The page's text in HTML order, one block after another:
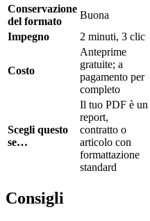
Conservazione
del formato
Buona
Impegno
2 minuti, 3 clic
Costo
Anteprime
gratuite; a
pagamento per
completo
Scegli questo
se…
Il tuo PDF è un
report,
contratto o
articolo con
formattazione
standard
Consigli